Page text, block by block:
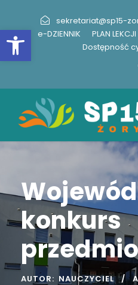
Otwórz pasek narzędzi
sekretariat@sp15-
e-DZIENNIK
PLAN LEKCJI
Dostępność
konkurs
AUTOR: NAUCZYCIEL